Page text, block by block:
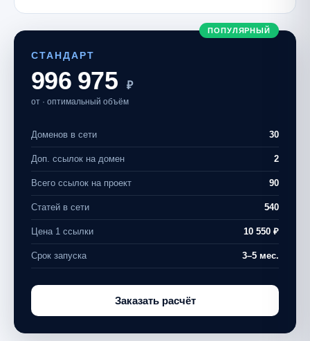
ПОПУЛЯРНЫЙ
СТАНДАРТ
996 975 ₽
от · оптимальный объём
Доменов в сети 30
Доп. ссылок на домен 2
Всего ссылок на проект 90
Статей в сети 540
Цена 1 ссылки 10 550 ₽
Срок запуска 3–5 мес.
Заказать расчёт